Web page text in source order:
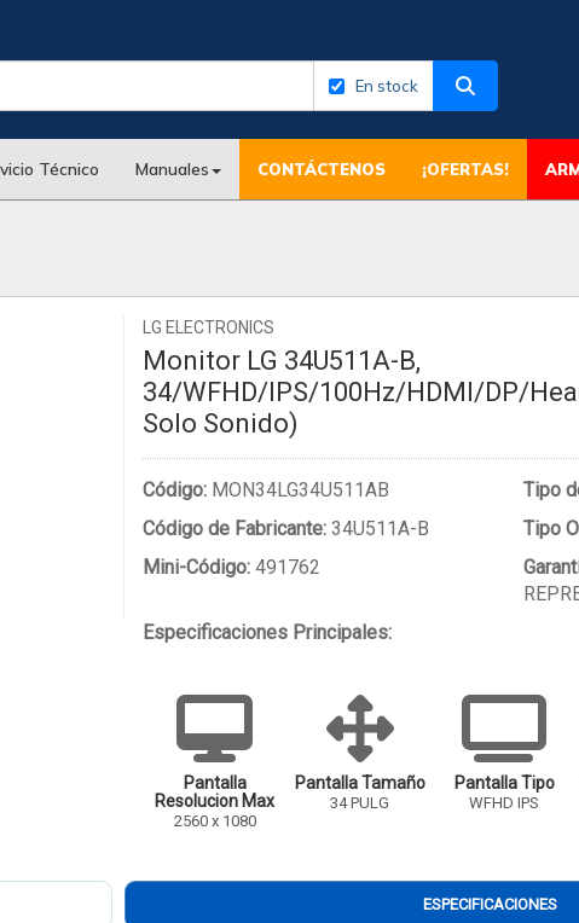
En stock
Técnico Manuales CONTÁCTENOS ¡OFERTAS!
LG ELECTRONICS
Monitor LG 34U511A-B,
34/WFHD/IPS/100Hz/HDMI/DP/
Solo Sonido)
Código: MON34LG34U511AB
Código de Fabricante: 34U511A-B
Mini-Código: 491762
Tipo
Tipo
Especificaciones Principales:
Pantalla
Resolucion Max
2560 x 1080
Pantalla Tamaño
34 PULG
Pantalla Tipo
WFHD IPS
ESPECIFICACIONES